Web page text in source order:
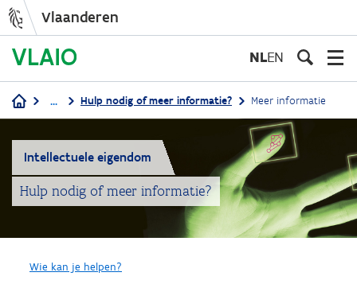
inhoud
Vlaanderen
NLEN
Kruimelpad
... Hulp nodig of meer informatie? Meer informatie
Intellectuele eigendom
Hulp nodig of meer informatie?
Wie kan je helpen?